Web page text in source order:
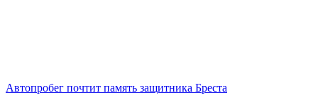
Автопробег почтит память защитника Бреста